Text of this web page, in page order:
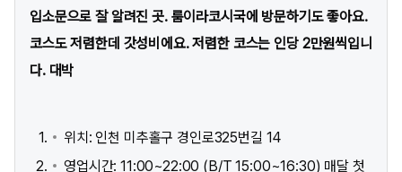
입소문으로 잘 알려진 곳. 룸이라코시국에 방문하기도 좋아요.
코스도 저렴한데 갓성비에요. 저렴한 코스는 인당 2만원씩입니
다. 대박
위치: 인천 미추홀구 경인로325번길 14
영업시간: 11:00~22:00 (B/T 15:00~16:30) 매달 첫